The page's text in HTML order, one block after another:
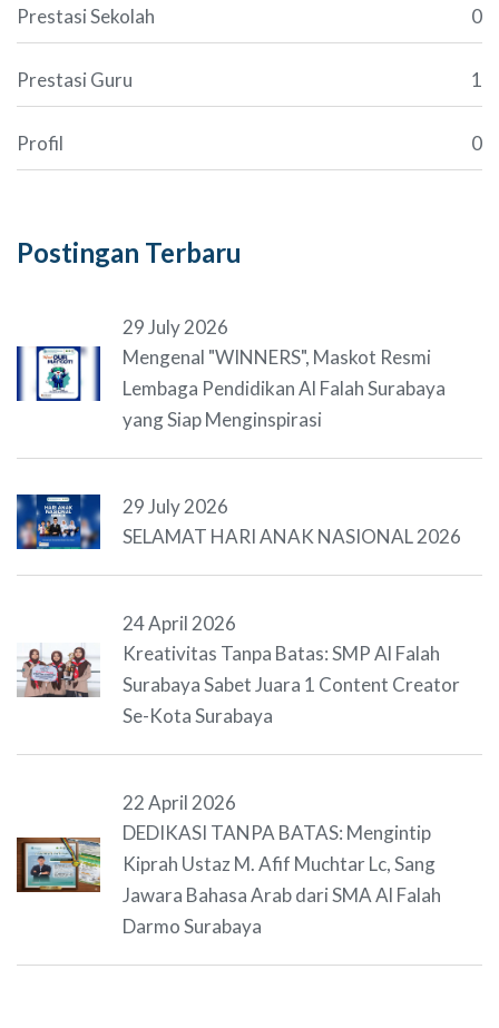
Prestasi Sekolah 0
Prestasi Guru 1
Profil 0
Postingan Terbaru
29 July 2026
Mengenal "WINNERS", Maskot Resmi
Lembaga Pendidikan Al Falah Surabaya
yang Siap Menginspirasi
29 July 2026
SELAMAT HARI ANAK NASIONAL 2026
24 April 2026
Kreativitas Tanpa Batas: SMP Al Falah
Surabaya Sabet Juara 1 Content Creator
Se-Kota Surabaya
22 April 2026
DEDIKASI TANPA BATAS: Mengintip
Kiprah Ustaz M. Afif Muchtar Lc, Sang
Jawara Bahasa Arab dari SMA Al Falah
Darmo Surabaya